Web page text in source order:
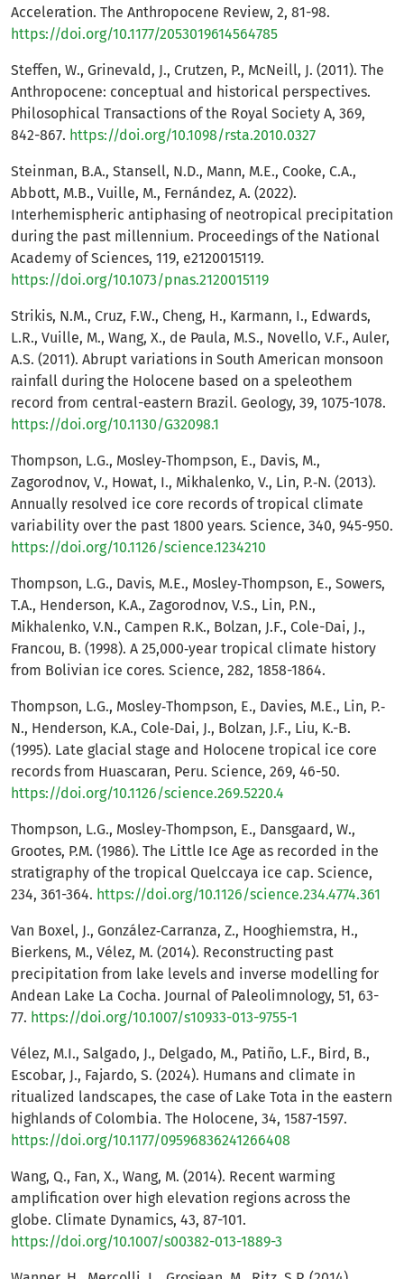
Acceleration. The Anthropocene Review, 2, 81-98.
https://doi.org/10.1177/2053019614564785
Steffen, W., Grinevald, J., Crutzen, P., McNeill, J. (2011). The
Anthropocene: conceptual and historical perspectives.
Philosophical Transactions of the Royal Society A, 369,
842-867. https://doi.org/10.1098/rsta.2010.0327
Steinman, B.A., Stansell, N.D., Mann, M.E., Cooke, C.A.,
Abbott, M.B., Vuille, M., Fernández, A. (2022).
Interhemispheric antiphasing of neotropical precipitation
during the past millennium. Proceedings of the National
Academy of Sciences, 119, e2120015119.
https://doi.org/10.1073/pnas.2120015119
Strikis, N.M., Cruz, F.W., Cheng, H., Karmann, I., Edwards,
L.R., Vuille, M., Wang, X., de Paula, M.S., Novello, V.F., Auler,
A.S. (2011). Abrupt variations in South American monsoon
rainfall during the Holocene based on a speleothem
record from central-eastern Brazil. Geology, 39, 1075-1078.
https://doi.org/10.1130/G32098.1
Thompson, L.G., Mosley‐Thompson, E., Davis, M.,
Zagorodnov, V., Howat, I., Mikhalenko, V., Lin, P.‐N. (2013).
Annually resolved ice core records of tropical climate
variability over the past 1800 years. Science, 340, 945-950.
https://doi.org/10.1126/science.1234210
Thompson, L.G., Davis, M.E., Mosley‐Thompson, E., Sowers,
T.A., Henderson, K.A., Zagorodnov, V.S., Lin, P.N.,
Mikhalenko, V.N., Campen R.K., Bolzan, J.F., Cole-Dai, J.,
Francou, B. (1998). A 25,000‐year tropical climate history
from Bolivian ice cores. Science, 282, 1858-1864.
Thompson, L.G., Mosley‐Thompson, E., Davies, M.E., Lin, P.‐
N., Henderson, K.A., Cole‐Dai, J., Bolzan, J.F., Liu, K.-B.
(1995). Late glacial stage and Holocene tropical ice core
records from Huascaran, Peru. Science, 269, 46-50.
https://doi.org/10.1126/science.269.5220.4
Thompson, L.G., Mosley‐Thompson, E., Dansgaard, W.,
Grootes, P.M. (1986). The Little Ice Age as recorded in the
stratigraphy of the tropical Quelccaya ice cap. Science,
234, 361-364. https://doi.org/10.1126/science.234.4774.361
Van Boxel, J., González‐Carranza, Z., Hooghiemstra, H.,
Bierkens, M., Vélez, M. (2014). Reconstructing past
precipitation from lake levels and inverse modelling for
Andean Lake La Cocha. Journal of Paleolimnology, 51, 63-
77. https://doi.org/10.1007/s10933-013-9755-1
Vélez, M.I., Salgado, J., Delgado, M., Patiño, L.F., Bird, B.,
Escobar, J., Fajardo, S. (2024). Humans and climate in
ritualized landscapes, the case of Lake Tota in the eastern
highlands of Colombia. The Holocene, 34, 1587-1597.
https://doi.org/10.1177/09596836241266408
Wang, Q., Fan, X., Wang, M. (2014). Recent warming
amplification over high elevation regions across the
globe. Climate Dynamics, 43, 87-101.
https://doi.org/10.1007/s00382-013-1889-3